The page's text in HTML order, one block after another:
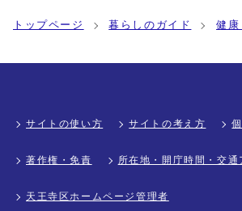
トップページ 暮らしのガイド 健康
サイトの使い方 サイトの考え方
著作権・免責 所在地・開庁時間・交通
天王寺区ホームページ管理者